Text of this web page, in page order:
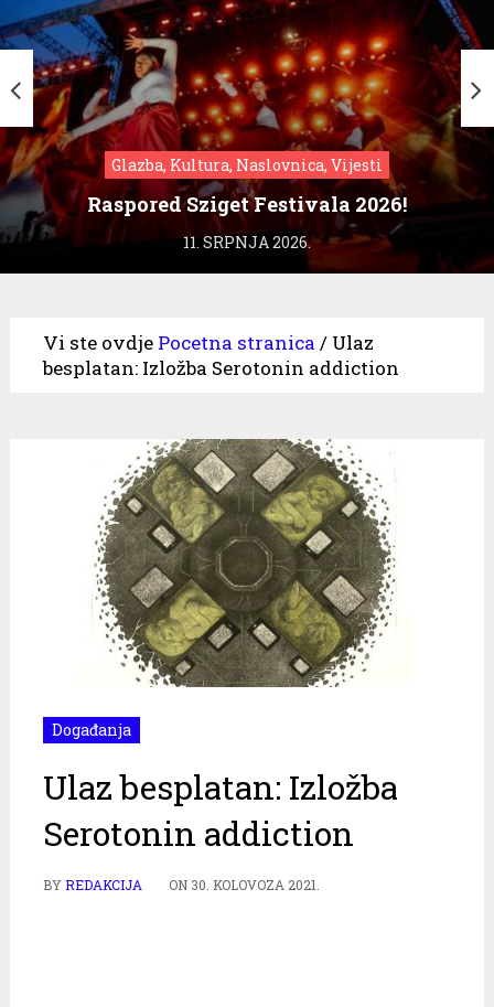
Glazba, Kultura, Naslovnica, Vijesti
Raspored Sziget Festivala 2026!
11. SRPNJA 2026.
Vi ste ovdje Pocetna stranica / Ulaz
besplatan: Izložba Serotonin addiction
Događanja
Ulaz besplatan: Izložba
Serotonin addiction
BYREDAKCIJA ON 30. KOLOVOZA 2021.